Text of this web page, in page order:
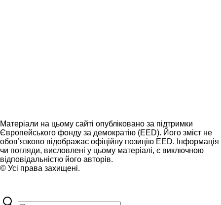
Матеріали на цьому сайті опубліковано за підтримки
Європейського фонду за демократію (EED). Його зміст не
обов’язково відображає офіційну позицію EED. Інформація
чи погляди, висловлені у цьому матеріалі, є виключною
відповідальністю його авторів.
© Усі права захищені.